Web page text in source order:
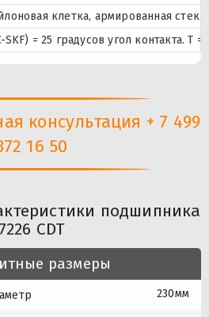
клетка, армированная
SKF) = 25 градусов угол контакта.
консультация + 7 499
16 50
подшипника
7226 CDT
размеры
230мм